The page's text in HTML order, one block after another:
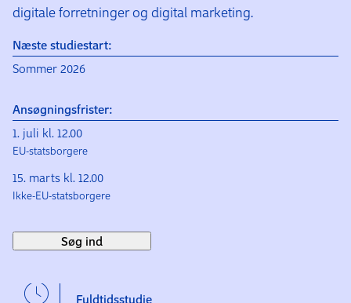
digitale forretninger og digital marketing.
Næste studiestart:
Sommer 2026
Ansøgningsfrister:
1. juli kl. 12.00
EU-statsborgere
15. marts kl. 12.00
Ikke-EU-statsborgere
Søg ind
Fuldtidsstudie